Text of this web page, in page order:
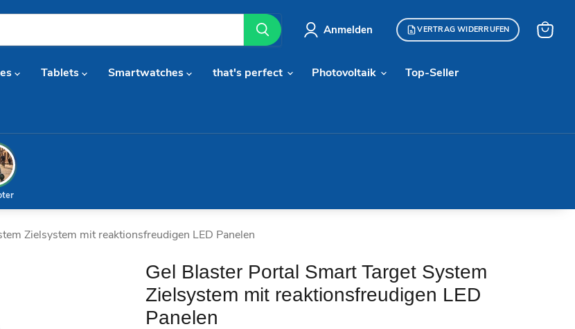
Anmelden VERTRAG WIDERRUFEN
Tablets Smartwatches that's perfect Photovoltaik Top-Seller
Zielsystem mit reaktionsfreudigen LED Panelen
Gel Blaster Portal Smart Target System
Zielsystem mit reaktionsfreudigen LED
Panelen